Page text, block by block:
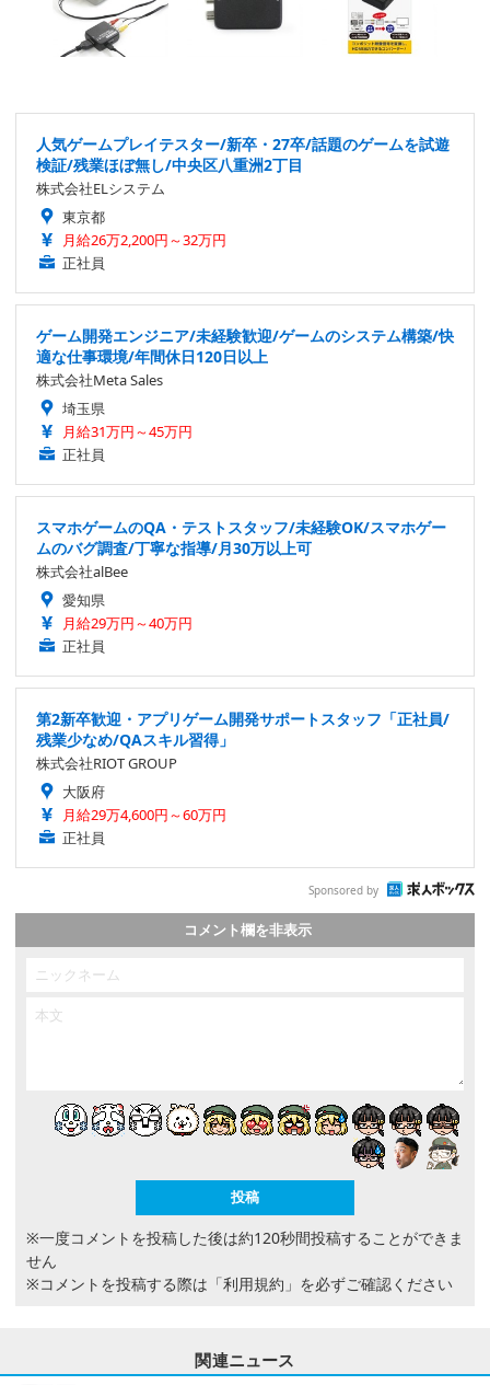
人気ゲームプレイテスター/新卒・27卒/話題のゲームを試遊
検証/残業ほぼ無し/中央区八重洲2丁目
株式会社ELシステム
東京都
月給26万2,200円～32万円
正社員
ゲーム開発エンジニア/未経験歓迎/ゲームのシステム構築/快
適な仕事環境/年間休日120日以上
株式会社Meta Sales
埼玉県
月給31万円～45万円
正社員
スマホゲームのQA・テストスタッフ/未経験OK/スマホゲー
ムのバグ調査/丁寧な指導/月30万以上可
株式会社alBee
愛知県
月給29万円～40万円
正社員
第2新卒歓迎・アプリゲーム開発サポートスタッフ「正社員/
残業少なめ/QAスキル習得」
株式会社RIOT GROUP
大阪府
月給29万4,600円～60万円
正社員
Sponsored by
コメント欄を非表示
※一度コメントを投稿した後は約120秒間投稿することができま
せん
※コメントを投稿する際は 「利用規約」 を必ずご確認ください
関連ニュース